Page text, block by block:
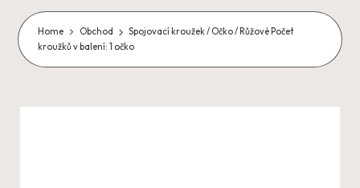
recenze,
produkty
půjčky
Home Obchod
Spojovací kroužek / Očko / Růžové Počet
kroužků v balení: 1 očko